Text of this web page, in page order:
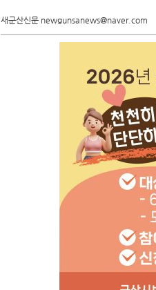
새군산신문 newgunsanews@naver.com